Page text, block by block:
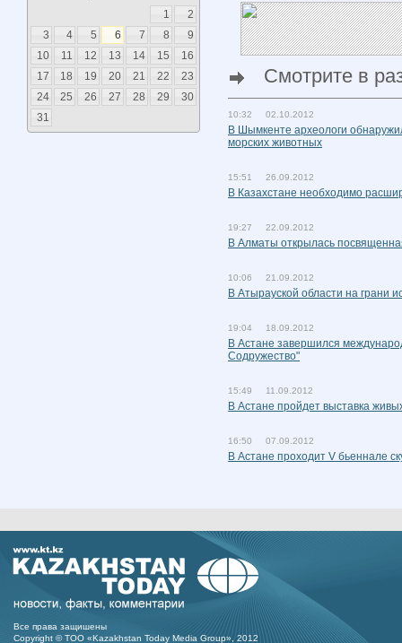
1
2
3
4 5 6 7 8
9
10
11 12 13 14 15
16
17
18 19 20 21 22
23
24
25 26 27 28 29
30
31
Смотрите в
10:32 02.10.2012
В Шымкенте археологи
морских животных
15:51 26.09.2012
В Казахстане необходимо
19:27 22.09.2012
В Алматы открылась
10:06 21.09.2012
В Атырауской области на грани
19:04 18.09.2012
В Астане завершился
Содружество"
15:49 11.09.2012
В Астане пройдет выставка
16:50 07.09.2012
В Астане проходит V бьеннале
Все права защишены
Copyright © ТОО «Kazakhstan Today Media Group», 2012